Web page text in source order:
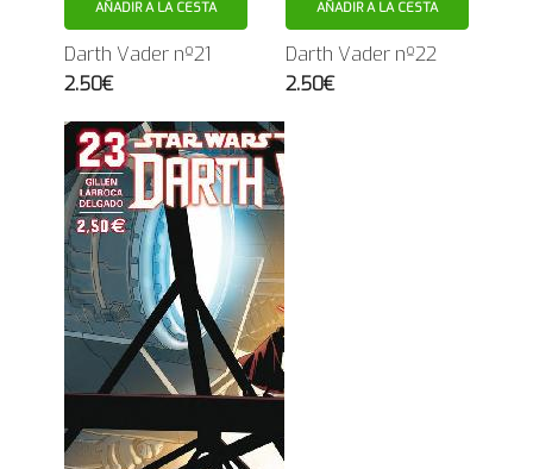
AÑADIR A LA CESTA
Darth Vader nº21
2.50€
AÑADIR A LA CESTA
Darth Vader nº22
2.50€